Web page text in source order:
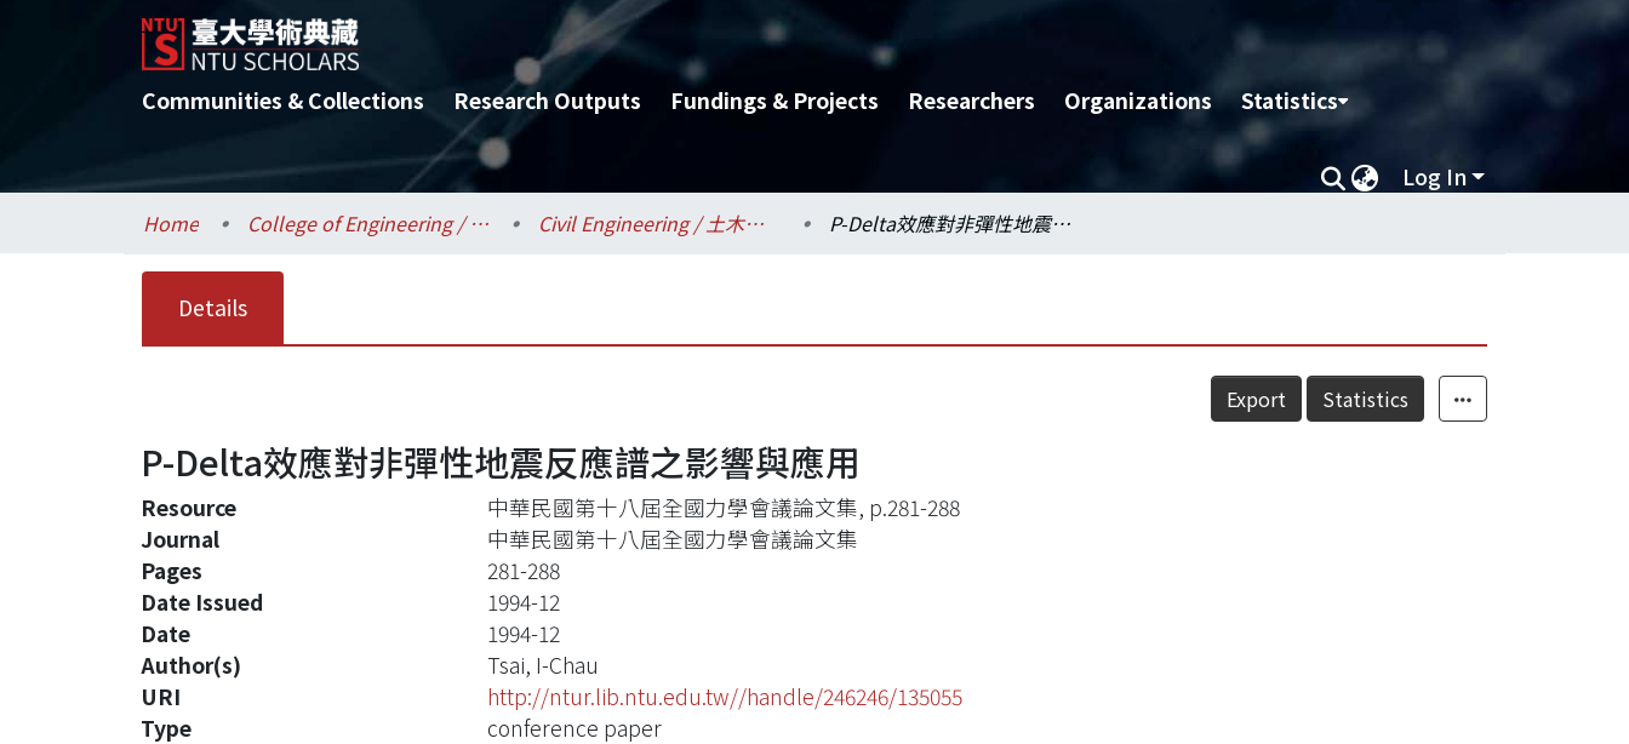
Communities & Collections Research Outputs Fundings & Projects Researchers Organizations Statistics
Log In
Home College of Engineering / 工學院 Civil Engineering / 土木工程學系 P-Delta效應對非彈性地震反應譜之影響與應用
Details
Export Statistics
P-Delta效應對非彈性地震反應譜之影響與應用
Resource
中華民國第十八屆全國力學會議論文集, p.281-288
Journal
中華民國第十八屆全國力學會議論文集
Pages
281-288
Date Issued
1994-12
Date
1994-12
Author(s)
Tsai, I-Chau
URI
http://ntur.lib.ntu.edu.tw//handle/246246/135055
Type
conference paper